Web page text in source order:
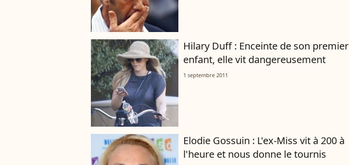
Hilary Duff : Enceinte de son premier
enfant, elle vit dangereusement
1 septembre 2011
Elodie Gossuin : L'ex-Miss vit à 200 à
l'heure et nous donne le tournis